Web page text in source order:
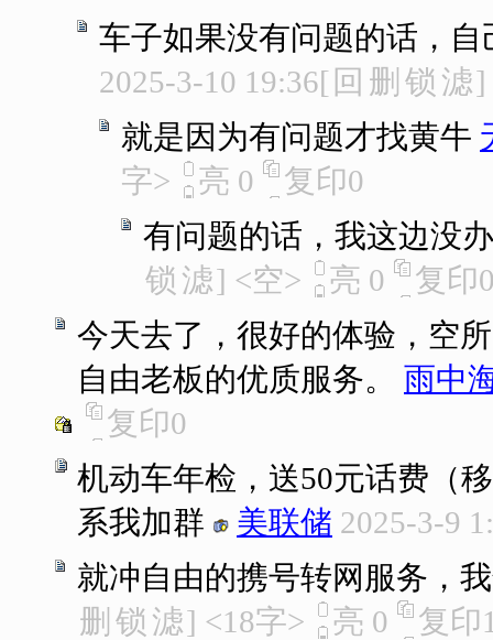
车子如果没有问题的话，
2025-3-10 19:36[ 回 删 锁 滤]
就是因为有问题才找黄牛
字>
亮 0 复印0
有问题的话，我这边没
锁 滤] <空> 亮 0 复印
今天去了，很好的体验，空
自由老板的优质服务。
雨中
复印0
机动车年检，送50元话费（
系我加群
美联储 2025-3-9
就冲自由的携号转网服务，
删 锁 滤] <18字> 亮 0 复印